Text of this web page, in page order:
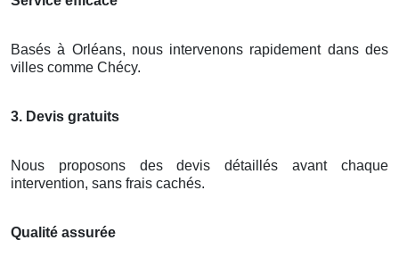
Basés à Orléans, nous intervenons rapidement dans des
villes comme Chécy.
3. Devis gratuits
Nous proposons des devis détaillés avant chaque
intervention, sans frais cachés.
Qualité assurée